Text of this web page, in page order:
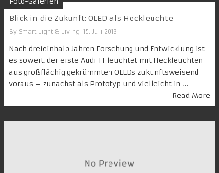
Blick in die Zukunft: OLED als Heckleuchte
By Smart Light & Living 15. Juli 2013
Nach dreieinhalb Jahren Forschung und Entwicklung ist
es soweit: der erste Audi TT leuchtet mit Heckleuchten
aus großflächig gekrümmten OLEDs zukunftsweisend
voraus – zunächst als Prototyp und vielleicht in …
Read More